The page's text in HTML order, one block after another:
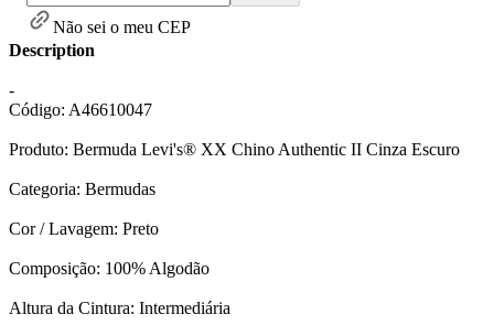
Não sei o meu CEP
Description
-
Código: A46610047
Produto: Bermuda Levi's® XX Chino Authentic II Cinza Escuro
Categoria: Bermudas
Cor / Lavagem: Preto
Composição: 100% Algodão
Altura da Cintura: Intermediária